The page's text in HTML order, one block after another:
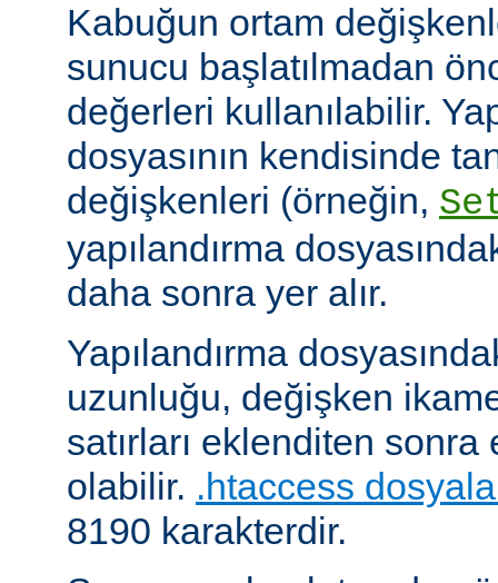
Kabuğun ortam
sunucu başlatılmadan
değerleri kullanılabilir.
dosyasının kendisinde
değişkenleri (örneğin,
yapılandırma
daha sonra yer alır.
Yapılandırma
uzunluğu, değişken
satırları eklenditen
olabilir. .htaccess
8190 karakterdir.